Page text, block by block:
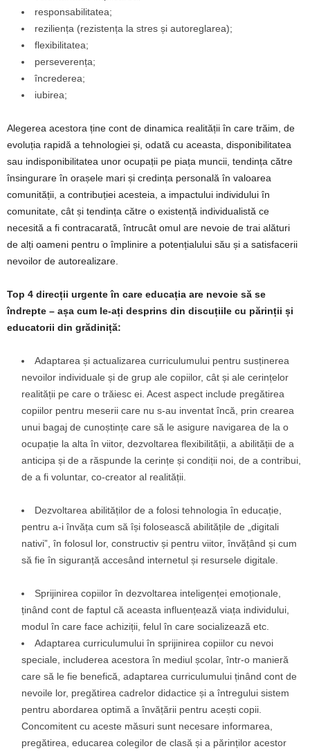
responsabilitatea;
reziliența (rezistența la stres și autoreglarea);
flexibilitatea;
perseverența;
încrederea;
iubirea;
Alegerea acestora ține cont de dinamica realității în care trăim, de
evoluția rapidă a tehnologiei și, odată cu aceasta, disponibilitatea
sau indisponibilitatea unor ocupații pe piața muncii, tendința către
însingurare în orașele mari și credința personală în valoarea
comunității, a contribuției acesteia, a impactului individului în
comunitate, cât și tendința către o existență individualistă ce
necesită a fi contracarată, întrucât omul are nevoie de trai alături
de alți oameni pentru o împlinire a potențialului său și a satisfacerii
nevoilor de autorealizare.
Top 4 direcții urgente în care educația are nevoie să se
îndrepte – așa cum le-ați desprins din discuțiile cu părinții și
educatorii din grădiniță:
Adaptarea și actualizarea curriculumului pentru susținerea
nevoilor individuale și de grup ale copiilor, cât și ale cerințelor
realității pe care o trăiesc ei. Acest aspect include pregătirea
copiilor pentru meserii care nu s-au inventat încă, prin crearea
unui bagaj de cunoștințe care să le asigure navigarea de la o
ocupație la alta în viitor, dezvoltarea flexibilității, a abilității de a
anticipa și de a răspunde la cerințe și condiții noi, de a contribui,
de a fi voluntar, co-creator al realității.
Dezvoltarea abilităților de a folosi tehnologia în educație,
pentru a-i învăța cum să își folosească abilitățile de „digitali
nativi”, în folosul lor, constructiv și pentru viitor, învățând și cum
să fie în siguranță accesând internetul și resursele digitale.
Sprijinirea copiilor în dezvoltarea inteligenței emoționale,
ținând cont de faptul că aceasta influențează viața individului,
modul în care face achiziții, felul în care socializează etc.
Adaptarea curriculumului în sprijinirea copiilor cu nevoi
speciale, includerea acestora în mediul școlar, într-o manieră
care să le fie benefică, adaptarea curriculumului ținând cont de
nevoile lor, pregătirea cadrelor didactice și a întregului sistem
pentru abordarea optimă a învățării pentru acești copii.
Concomitent cu aceste măsuri sunt necesare informarea,
pregătirea, educarea colegilor de clasă și a părinților acestor